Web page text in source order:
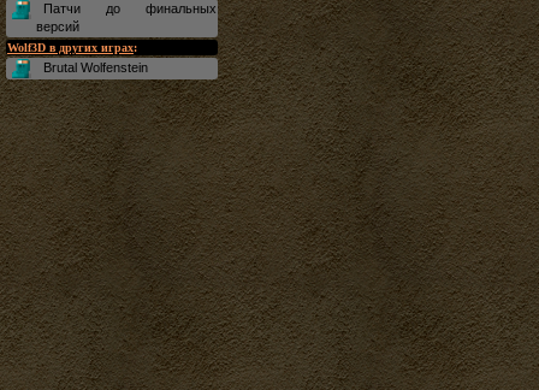
Патчи до финальных
версий
Wolf3D в других играх:
Brutal Wolfenstein